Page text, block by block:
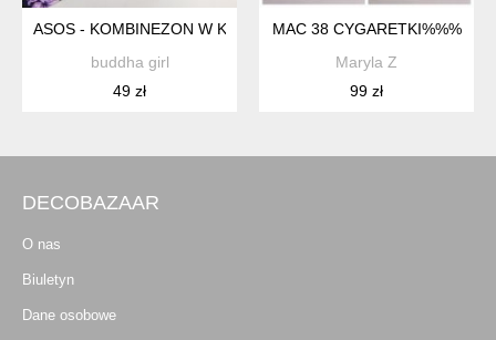
ASOS - KOMBINEZON W KWIATY - 40
buddha girl
49 zł
MAC 38 CYGARETKI%%%
Maryla Z
99 zł
DECOBAZAAR
O nas
Biuletyn
Dane osobowe